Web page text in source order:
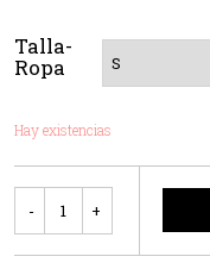
Talla-
Ropa
Hay existencias